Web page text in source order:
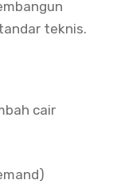
teknis.
cair